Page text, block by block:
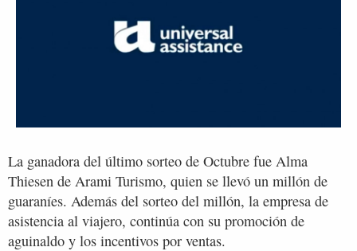
La ganadora del último sorteo de Octubre fue Alma
Thiesen de Arami Turismo, quien se llevó un millón de
guaraníes. Además del sorteo del millón, la empresa de
asistencia al viajero, continúa con su promoción de
aguinaldo y los incentivos por ventas.